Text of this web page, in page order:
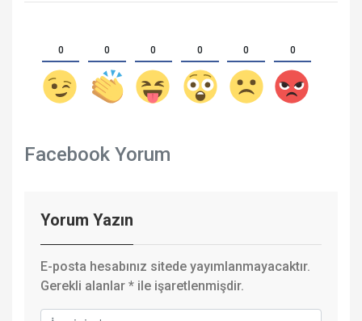
0 0 0 0 0 0
Facebook Yorum
Yorum Yazın
E-posta hesabınız sitede yayımlanmayacaktır.
Gerekli alanlar * ile işaretlenmişdir.